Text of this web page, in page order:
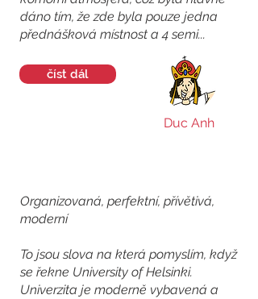
dáno tím, že zde byla pouze jedna
přednášková místnost a 4 semi...
číst dál
Duc Anh
Organizovaná, perfektní, přívětivá,
moderní
To jsou slova na která pomyslím, když
se řekne University of Helsinki.
Univerzita je moderně vybavená a